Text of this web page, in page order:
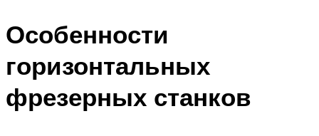
Особенности
горизонтальных
фрезерных станков